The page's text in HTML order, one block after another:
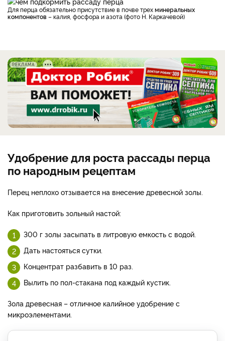
Для перца обязательно присутствие в почве трехминеральных
компонентов– калия, фосфора и азота (фото Н. Каркачевой)
РЕКЛАМА
Удобрение для роста рассады перца
по народным рецептам
Перец неплохо отзывается на внесение древесной золы.
Как приготовить зольный настой:
300 г золы засыпать в литровую емкость с водой.
Дать настояться сутки.
Концентрат разбавить в 10 раз.
Вылить по пол-стакана под каждый кустик.
Зола древесная – отличное калийное удобрение с
микроэлементами.